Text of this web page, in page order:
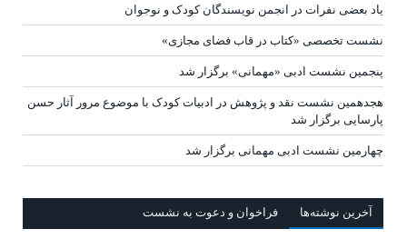
یاد بعضی نفرات در انجمن نویسندگان کودک و نوجوان
نشست تخصصی «کتاب در قاب فضای مجازی»
پنجمین نشست ادبی «مهمانی» برگزار شد
هجدهمین نشست نقد و پژوهش در ادبیات کودک با موضوع مرور آثار حسن
پارسایی برگزار شد
چهارمین نشست ادبی مهمانی برگزار شد
آخرين‌ نوشته‌ها فراخوان و دعوت به نشست